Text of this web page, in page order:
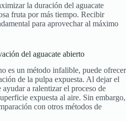
la duración del aguacate
fruta por más tiempo. Recibir
para aprovechar al máximo
del aguacate abierto
es un método infalible, puede ofrecer
de la pulpa expuesta. Al dejar el
a ralentizar el proceso de
expuesta al aire. Sin embargo,
con otros métodos de